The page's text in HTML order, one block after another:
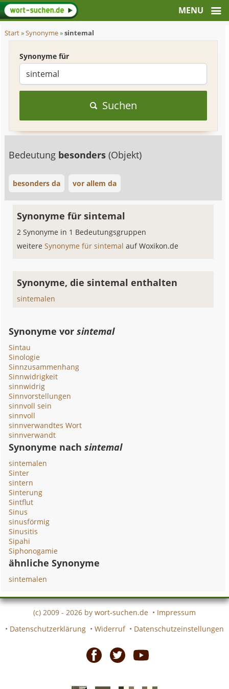
Start»Synonyme»sintemal
Synonyme für
Suchen
Bedeutung besonders(Objekt)
besonders da vor allem da
Synonyme für sintemal
2 Synonyme in 1 Bedeutungsgruppen
weitereSynonyme für sintemalauf Woxikon.de
Synonyme, die sintemal enthalten
sintemalen
Synonyme vorsintemal
Sintau
Sinologie
Sinnzusammenhang
Sinnwidrigkeit
sinnwidrig
Sinnvorstellungen
sinnvoll sein
sinnvoll
sinnverwandtes Wort
sinnverwandt
Synonyme nachsintemal
sintemalen
Sinter
sintern
Sinterung
Sintflut
Sinus
sinusförmig
Sinusitis
Sipahi
Siphonogamie
ähnliche Synonyme
sintemalen
(c) 2009 - 2026 by wort-suchen.de • Impressum
• Datenschutzerklärung • Widerruf • Datenschutzeinstellungen